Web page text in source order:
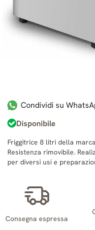
Condividi su
Disponibile
Friggitrice 8 litri della
Resistenza rimovibile.
per diversi usi e
Consegna espressa